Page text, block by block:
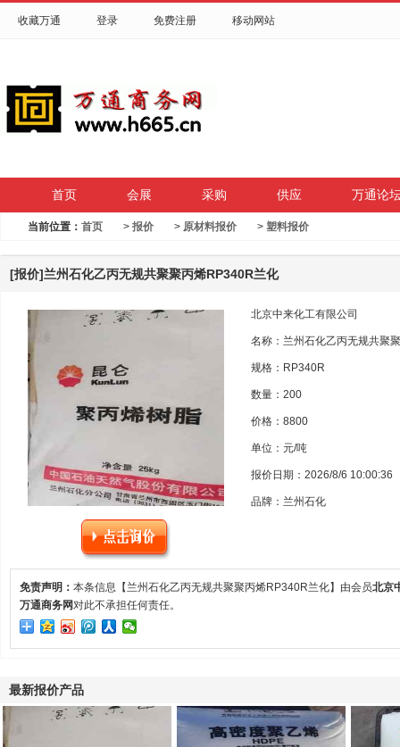
收藏万通 登录 免费注册 移动网站
首页 会展 采购 供应 万通论
当前位置： 首页 > 报价 > 原材料报价 > 塑料报价
[报价]兰州石化乙丙无规共聚聚丙烯RP340R兰化
北京中来化工有限公司
名称：兰州石化乙丙无规共聚
规格：RP340R
数量：200
价格：8800
单位：元/吨
报价日期：2026/8/6 10:00:36
品牌：兰州石化
免责声明： 本条信息【兰州石化乙丙无规共聚聚丙烯RP340R兰化】由会员北京
万通商务网对此不承担任何责任。
最新报价产品